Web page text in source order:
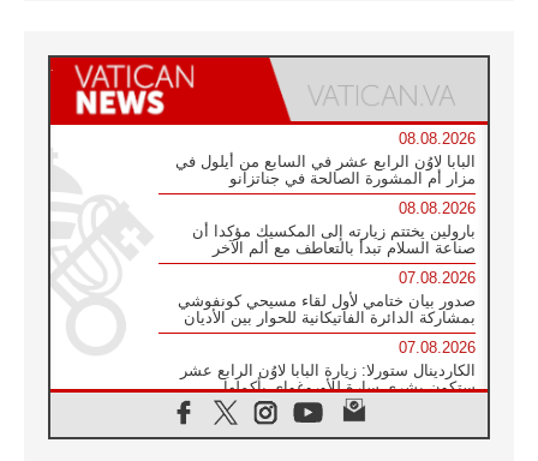
08.08.2026
البابا لاوُن الرابع عشر في السابع من أيلول في
مزار أم المشورة الصالحة في جناتزانو
08.08.2026
بارولين يختتم زيارته إلى المكسيك مؤكدا أن
صناعة السلام تبدأ بالتعاطف مع ألم الآخر
07.08.2026
صدور بيان ختامي لأول لقاء مسيحي كونفوشي
بمشاركة الدائرة الفاتيكانية للحوار بين الأديان
07.08.2026
الكاردينال ستورلا: زيارة البابا لاوُن الرابع عشر
ستكون بشرى سارة للأوروغواي بأكملها
الفاتيكان يعلن برنامج الزيارة الرسولية للبابا لاوُن